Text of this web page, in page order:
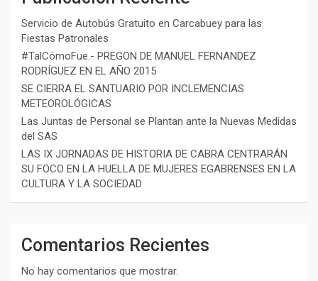
Servicio de Autobús Gratuito en Carcabuey para las
Fiestas Patronales
#TalCómoFue.- PREGON DE MANUEL FERNANDEZ
RODRÍGUEZ EN EL AÑO 2015
SE CIERRA EL SANTUARIO POR INCLEMENCIAS
METEOROLÓGICAS
Las Juntas de Personal se Plantan ante la Nuevas Medidas
del SAS
LAS IX JORNADAS DE HISTORIA DE CABRA CENTRARÁN
SU FOCO EN LA HUELLA DE MUJERES EGABRENSES EN LA
CULTURA Y LA SOCIEDAD
Comentarios Recientes
No hay comentarios que mostrar.